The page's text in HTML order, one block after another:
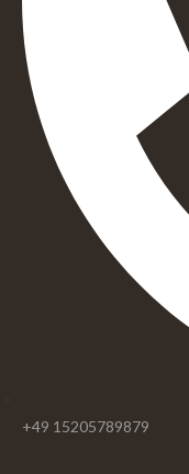
+49 15205789879